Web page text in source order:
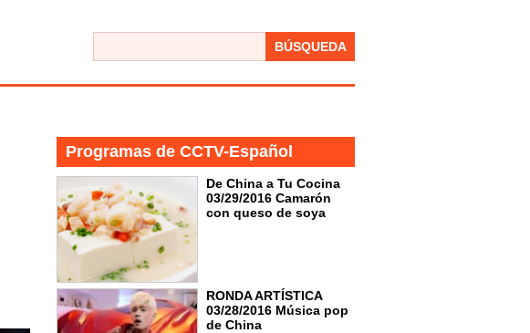
BÚSQUEDA
Programas de CCTV-Español
De China a Tu Cocina
03/29/2016 Camarón
con queso de soya
RONDA ARTÍSTICA
03/28/2016 Música pop
de China